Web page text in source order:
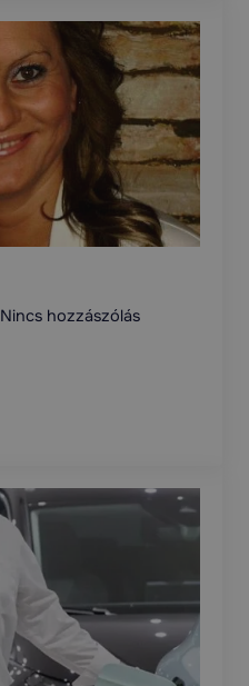
Nincs hozzászólás